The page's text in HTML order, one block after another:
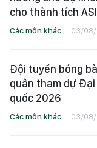
cho thành tích
Các môn khác 03/08/
Đội tuyển bóng
quân tham dự
quốc 2026
Các môn khác 03/08/